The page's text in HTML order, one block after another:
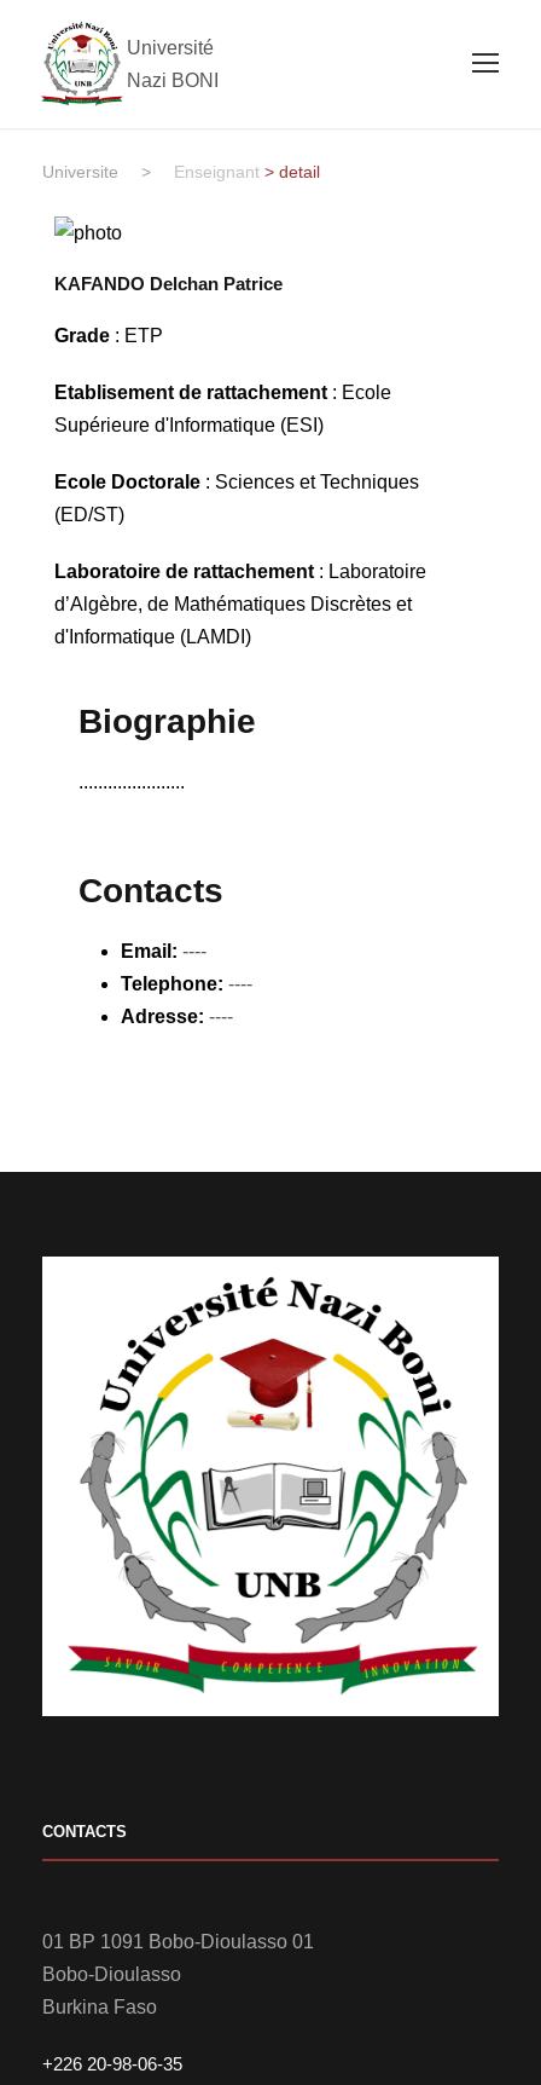
Université
Nazi BONI
Universite > Enseignant > detail
KAFANDO Delchan Patrice
Grade: ETP
Etablisement de rattachement: Ecole
Supérieure d'Informatique (ESI)
Ecole Doctorale: Sciences et Techniques
(ED/ST)
Laboratoire de rattachement: Laboratoire
d’Algèbre, de Mathématiques Discrètes et
d'Informatique (LAMDI)
Biographie
......................
Contacts
Email: ----
Telephone: ----
Adresse: ----
CONTACTS
01 BP 1091 Bobo-Dioulasso 01
Bobo-Dioulasso
Burkina Faso
+226 20-98-06-35